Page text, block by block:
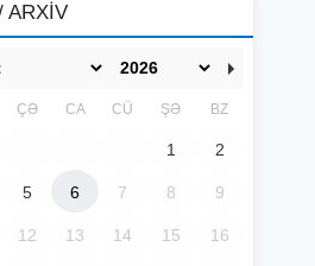
ARXİV
ÇƏ CA CÜ ŞƏ BZ
1 2
5 6 7 8 9
12 13 14 15 16